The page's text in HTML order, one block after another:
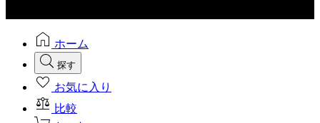
ホーム
探す
お気に入り
比較